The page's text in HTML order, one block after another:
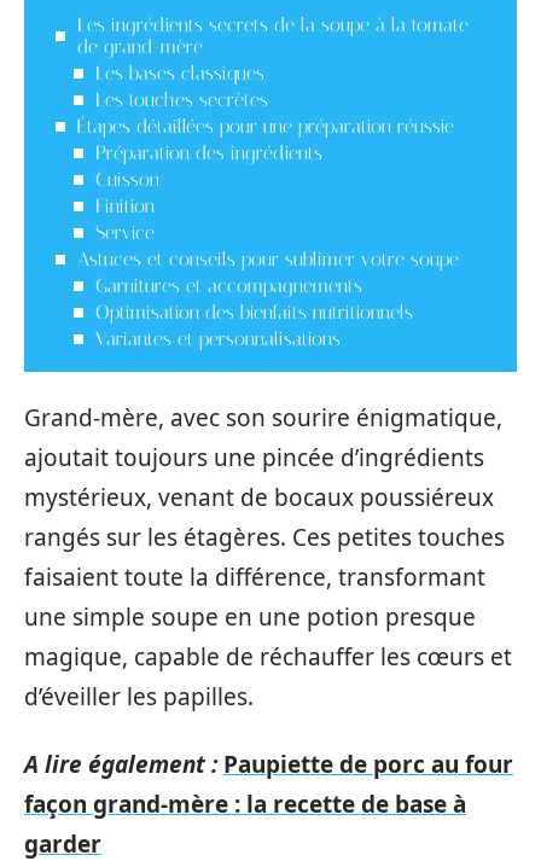
Les ingrédients secrets de la soupe à la tomate
de grand-mère
Les bases classiques
Les touches secrètes
Étapes détaillées pour une préparation réussie
Préparation des ingrédients
Cuisson
Finition
Service
Astuces et conseils pour sublimer votre soupe
Garnitures et accompagnements
Optimisation des bienfaits nutritionnels
Variantes et personnalisations
Grand-mère, avec son sourire énigmatique,
ajoutait toujours une pincée d’ingrédients
mystérieux, venant de bocaux poussiéreux
rangés sur les étagères. Ces petites touches
faisaient toute la différence, transformant
une simple soupe en une potion presque
magique, capable de réchauffer les cœurs et
d’éveiller les papilles.
A lire également : Paupiette de porc au four
façon grand-mère : la recette de base à
garder